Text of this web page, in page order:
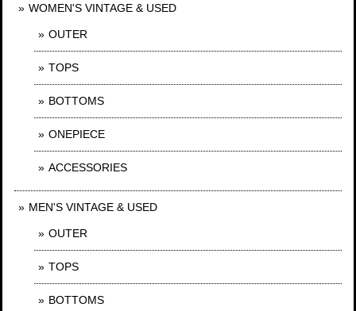
WOMEN'S VINTAGE & USED
OUTER
TOPS
BOTTOMS
ONEPIECE
ACCESSORIES
MEN'S VINTAGE & USED
OUTER
TOPS
BOTTOMS